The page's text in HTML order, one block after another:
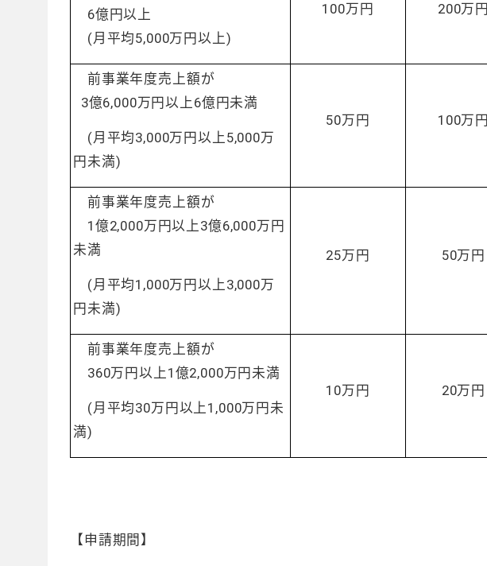
6億円以上
(月平均5,000万円以上)
100万円 200万円
前事業年度売上額が
3億6,000万円以上6億円未満
(月平均3,000万円以上5,000万
円未満)
50万円 100万円
前事業年度売上額が
1億2,000万円以上3億6,000万円
未満
(月平均1,000万円以上3,000万
円未満)
25万円 50万円
前事業年度売上額が
360万円以上1億2,000万円未満
(月平均30万円以上1,000万円未
満)
10万円 20万円
【申請期間】